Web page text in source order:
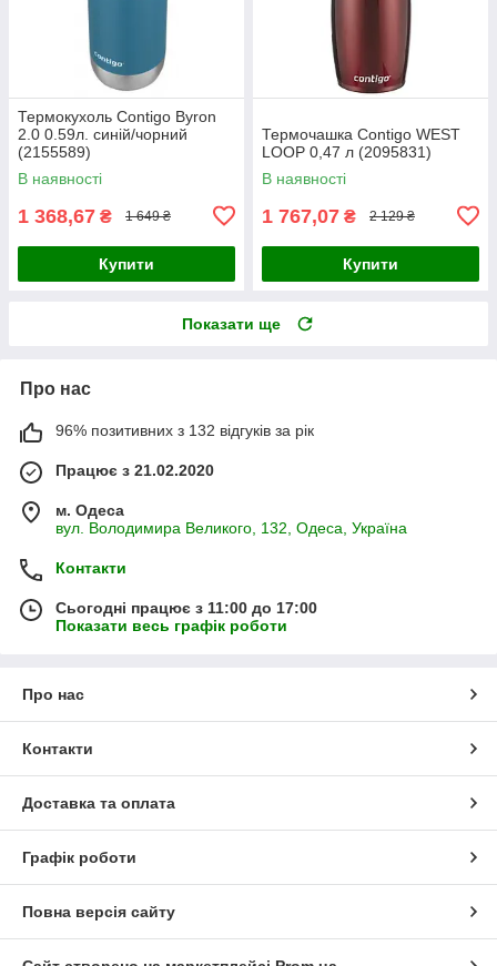
Термокухоль Contigo Byron
2.0 0.59л. синій/чорний
(2155589)
В наявності
1 368,67 ₴ 1 649 ₴
Купити
Термочашка Contigo WEST
LOOP 0,47 л (2095831)
В наявності
1 767,07 ₴ 2 129 ₴
Купити
Показати ще
Про нас
96% позитивних з 132 відгуків за рік
Працює з 21.02.2020
м. Одеса
вул. Володимира Великого, 132, Одеса, Україна
Контакти
Сьогодні працює з 11:00 до 17:00
Показати весь графік роботи
Про нас
Контакти
Доставка та оплата
Графік роботи
Повна версія сайту